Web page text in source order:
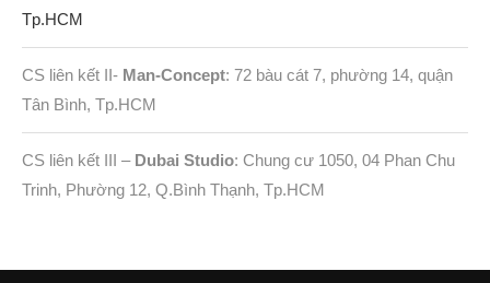
Tp.HCM
CS liên kết II- Man-Concept: 72 bàu cát 7, phường 14, quận
Tân Bình, Tp.HCM
CS liên kết III – Dubai Studio: Chung cư 1050, 04 Phan Chu
Trinh, Phường 12, Q.Bình Thạnh, Tp.HCM